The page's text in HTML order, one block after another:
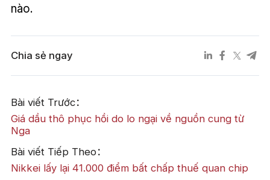
nào.
Chia sẻ ngay
Bài viết Trước：
Giá dầu thô phục hồi do lo ngại về nguồn cung từ
Nga
Bài viết Tiếp Theo：
Nikkei lấy lại 41.000 điểm bất chấp thuế quan chip